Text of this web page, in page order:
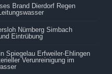
Brand Dierdorf Regen
Nürnberg Simbach
Eintrübung
Spiegelau Erfweiler-Ehlingen
Verunreinigung im